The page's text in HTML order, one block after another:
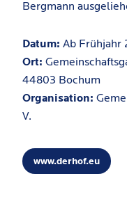
Bergmann
Datum: Ab Frühjahr
Ort:
44803 Bochum
Organisation:
V.
www.derhof.eu